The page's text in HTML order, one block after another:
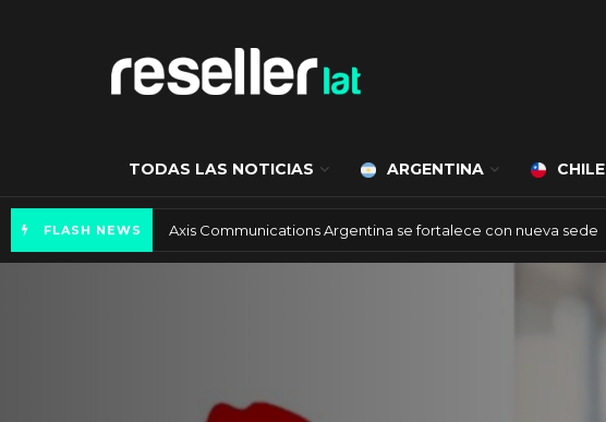
TODAS LAS NOTICIAS ARGENTINA CHILE
FLASH NEWS Axis Communications Argentina se fortalece con nueva sede